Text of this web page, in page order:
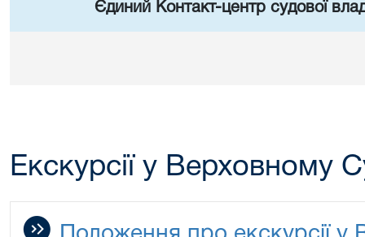
Єдиний Контакт-центр судової
Екскурсії у Верховному